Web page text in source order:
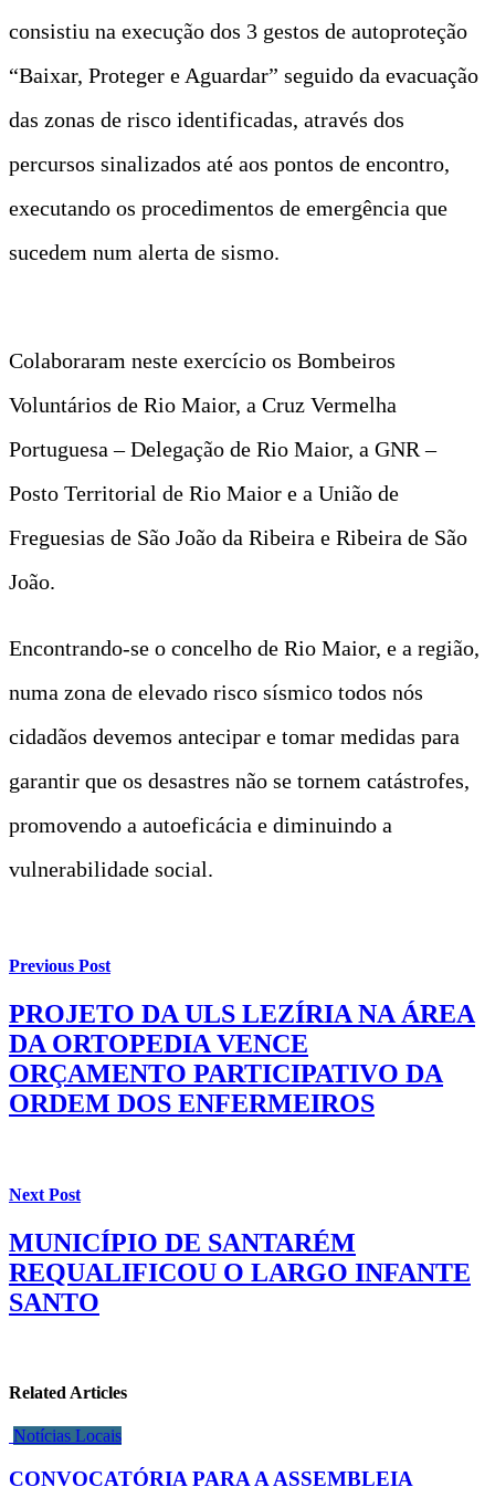
consistiu na execução dos 3 gestos de autoproteção
“Baixar, Proteger e Aguardar” seguido da evacuação
das zonas de risco identificadas, através dos
percursos sinalizados até aos pontos de encontro,
executando os procedimentos de emergência que
sucedem num alerta de sismo.
Colaboraram neste exercício os Bombeiros
Voluntários de Rio Maior, a Cruz Vermelha
Portuguesa – Delegação de Rio Maior, a GNR –
Posto Territorial de Rio Maior e a União de
Freguesias de São João da Ribeira e Ribeira de São
João.
Encontrando-se o concelho de Rio Maior, e a região,
numa zona de elevado risco sísmico todos nós
cidadãos devemos antecipar e tomar medidas para
garantir que os desastres não se tornem catástrofes,
promovendo a autoeficácia e diminuindo a
vulnerabilidade social.
Previous Post
PROJETO DA ULS LEZÍRIA NA ÁREA
DA ORTOPEDIA VENCE
ORÇAMENTO PARTICIPATIVO DA
ORDEM DOS ENFERMEIROS
Next Post
MUNICÍPIO DE SANTARÉM
REQUALIFICOU O LARGO INFANTE
SANTO
Related Articles
Notícias Locais
CONVOCATÓRIA PARA A ASSEMBLEIA